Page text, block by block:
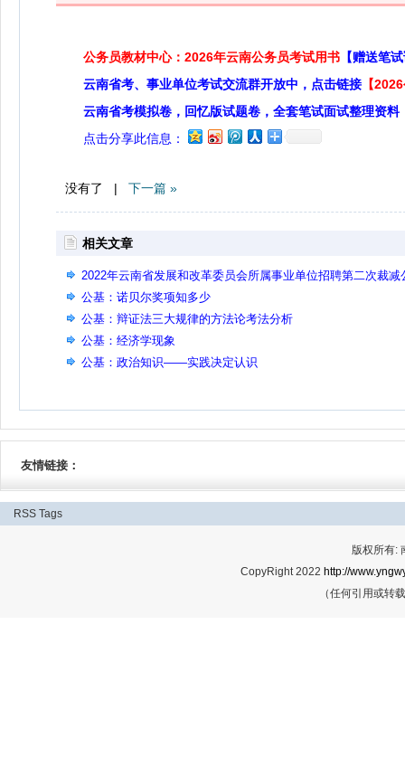
公务员教材中心：2026年云南公务员考试用书 【赠送笔
云南省考、事业单位考试交流群开放中，点击链接 【
云南省考模拟卷，回忆版试题卷，全套笔试面试整理资料
点击分享此信息：
没有了 | 下一篇 »
相关文章
2022年云南省发展和改革委员会所属事业单位招聘第二次裁减
告
公基：诺贝尔奖项知多少
公基：辩证法三大规律的方法论考法分析
公基：经济学现象
公基：政治知识——实践决定认识
友情链接：
RSS Tags
版权所有:
CopyRight 2022 http://
（任何引用或转